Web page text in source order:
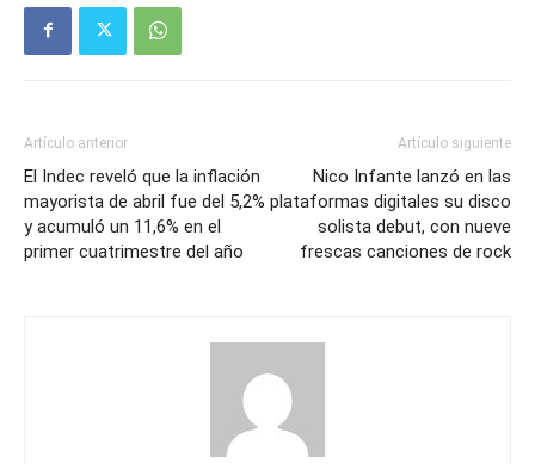
Artículo anterior
El Indec reveló que la inflación
mayorista de abril fue del 5,2%
y acumuló un 11,6% en el
primer cuatrimestre del año
Artículo siguiente
Nico Infante lanzó en las
plataformas digitales su disco
solista debut, con nueve
frescas canciones de rock